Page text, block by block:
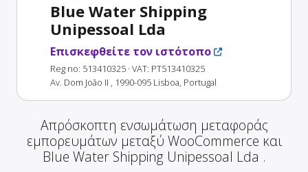
Blue Water Shipping
Unipessoal Lda
Επισκεφθείτε τον ιστότοπο
Reg no: 513410325 · VAT: PT513410325
Av. Dom João II , 1990-095 Lisboa, Portugal
Απρόσκοπτη ενσωμάτωση μεταφοράς
εμπορευμάτων μεταξύ WooCommerce και
Blue Water Shipping Unipessoal Lda .